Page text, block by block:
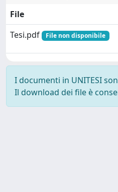
File
Tesi.pdf
File non disponibile
I documenti in UNITESI
Il download dei file è